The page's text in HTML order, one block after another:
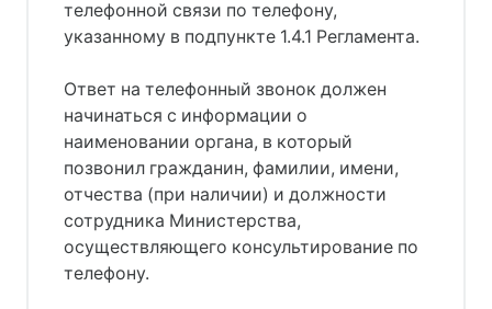
телефонной связи по телефону,
указанному в подпункте 1.4.1 Регламента.
Ответ на телефонный звонок должен
начинаться с информации о
наименовании органа, в который
позвонил гражданин, фамилии, имени,
отчества (при наличии) и должности
сотрудника Министерства,
осуществляющего консультирование по
телефону.